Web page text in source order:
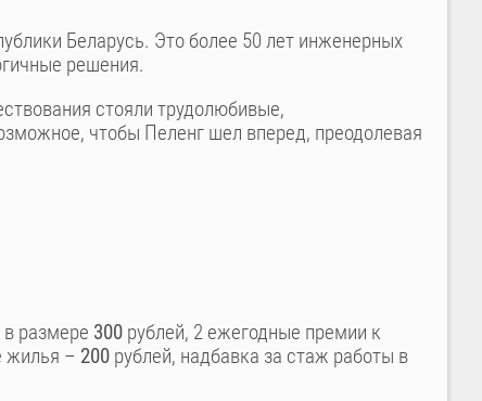
Беларусь. Это более 50 лет инженерных
решения.
стояли трудолюбивые,
чтобы Пеленг шел вперед, преодолевая
размере 300рублей, 2 ежегодные премии к
жилья – 200рублей, надбавка за стаж работы в